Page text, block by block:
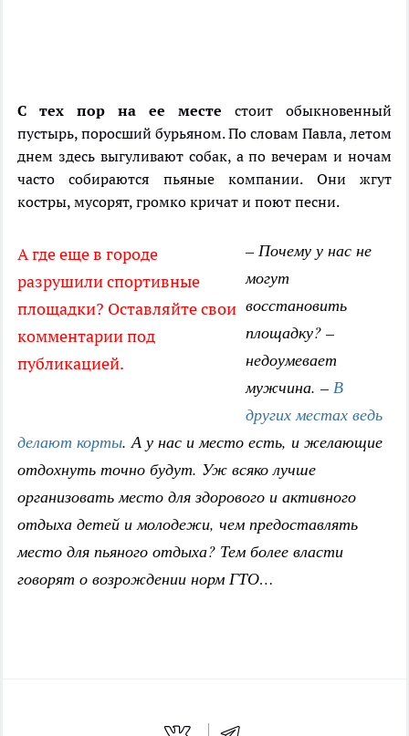
С тех пор на ее месте стоит обыкновенный
пустырь, поросший бурьяном. По словам Павла, летом
днем здесь выгуливают собак, а по вечерам и ночам
часто собираются пьяные компании. Они жгут
костры, мусорят, громко кричат и поют песни.
А где еще в городе
разрушили спортивные
площадки? Оставляйте свои
комментарии под
публикацией.
– Почему у нас не
могут
восстановить
площадку? –
недоумевает
мужчина. – В
других местах ведь
делают корты. А у нас и место есть, и желающие
отдохнуть точно будут. Уж всяко лучше
организовать место для здорового и активного
отдыха детей и молодежи, чем предоставлять
место для пьяного отдыха? Тем более власти
говорят о возрождении норм ГТО…